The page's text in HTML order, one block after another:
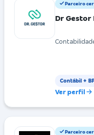
Parceiro
Dr Gestor
Contábil +
Ver perfil
Parceiro